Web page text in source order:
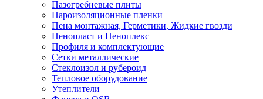
Пазогребневые плиты
Пароизоляционные пленки
Пена монтажная, Герметики, Жидкие гвозди
Пенопласт и Пеноплекс
Профиля и комплектующие
Сетки металлические
Стеклоизол и рубероид
Тепловое оборудование
Утеплители